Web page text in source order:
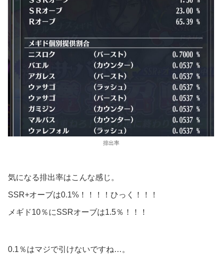
排出率
気になる排出率はこんな感じ。
SSR+オーブは0.1%！！！！ひっく！！！
メギド10％にSSRオーブは1.5％！！！
0.1％はマジで引けないですね…。